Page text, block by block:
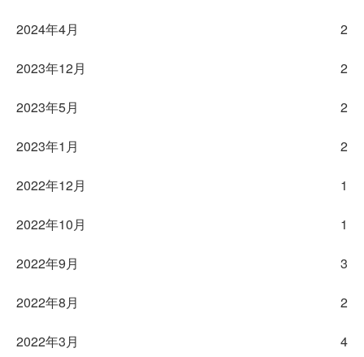
2024年4月 2
2023年12月 2
2023年5月 2
2023年1月 2
2022年12月 1
2022年10月 1
2022年9月 3
2022年8月 2
2022年3月 4